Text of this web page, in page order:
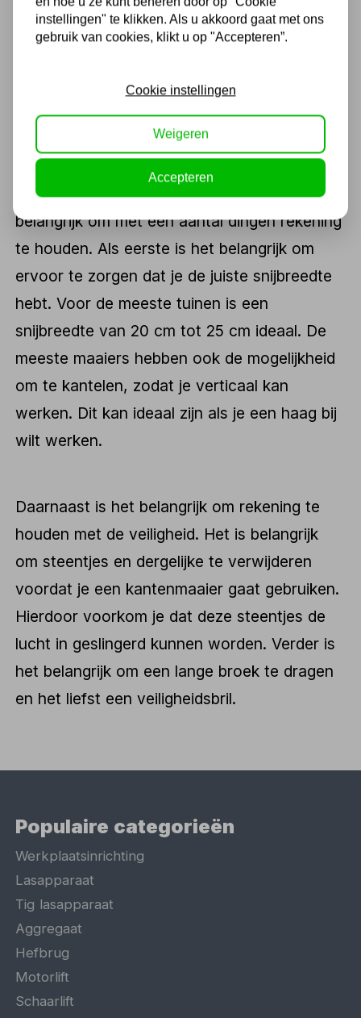
meest krachtig. Wel is het belangrijk om er
rekening mee te houden dat deze lawaai
Waar rekening mee houden
bij een kantenmaaier?
Als je een kantenmaaier wilt kopen, is het
belangrijk om met een aantal dingen rekening
te houden. Als eerste is het belangrijk om
ervoor te zorgen dat je de juiste snijbreedte
hebt. Voor de meeste tuinen is een
snijbreedte van 20 cm tot 25 cm ideaal. De
meeste maaiers hebben ook de mogelijkheid
om te kantelen, zodat je verticaal kan
werken. Dit kan ideaal zijn als je een haag bij
wilt werken.
Daarnaast is het belangrijk om rekening te
houden met de veiligheid. Het is belangrijk
om steentjes en dergelijke te verwijderen
voordat je een kantenmaaier gaat gebruiken.
Hierdoor voorkom je dat deze steentjes de
lucht in geslingerd kunnen worden. Verder is
het belangrijk om een lange broek te dragen
en het liefst een veiligheidsbril.
Populaire categorieën
Werkplaatsinrichting
Lasapparaat
Tig lasapparaat
Aggregaat
Hefbrug
Motorlift
Schaarlift
instellingen" te klikken. Als u akkoord gaat met ons
gebruik van cookies, klikt u op "Accepteren”.
Cookie instellingen
Weigeren
Accepteren